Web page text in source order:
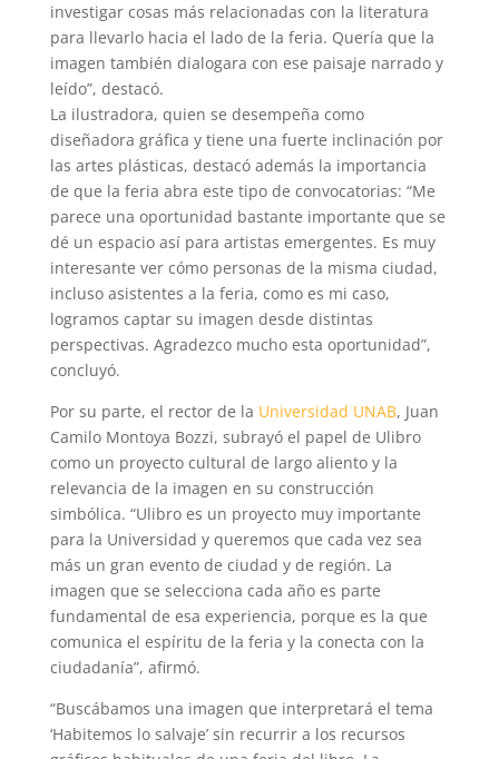
investigar cosas más relacionadas con la literatura
para llevarlo hacia el lado de la feria. Quería que la
imagen también dialogara con ese paisaje narrado y
leído”, destacó.
La ilustradora, quien se desempeña como
diseñadora gráfica y tiene una fuerte inclinación por
las artes plásticas, destacó además la importancia
de que la feria abra este tipo de convocatorias: “Me
parece una oportunidad bastante importante que se
dé un espacio así para artistas emergentes. Es muy
interesante ver cómo personas de la misma ciudad,
incluso asistentes a la feria, como es mi caso,
logramos captar su imagen desde distintas
perspectivas. Agradezco mucho esta oportunidad”,
concluyó.
Por su parte, el rector de la Universidad UNAB, Juan
Camilo Montoya Bozzi, subrayó el papel de Ulibro
como un proyecto cultural de largo aliento y la
relevancia de la imagen en su construcción
simbólica. “Ulibro es un proyecto muy importante
para la Universidad y queremos que cada vez sea
más un gran evento de ciudad y de región. La
imagen que se selecciona cada año es parte
fundamental de esa experiencia, porque es la que
comunica el espíritu de la feria y la conecta con la
ciudadanía”, afirmó.
“Buscábamos una imagen que interpretará el tema
‘Habitemos lo salvaje’ sin recurrir a los recursos